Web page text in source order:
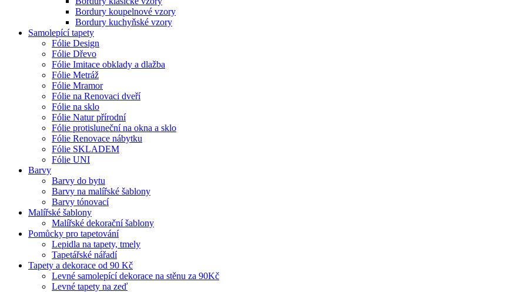
Bordury koupelnové vzory
Bordury kuchyňské vzory
Samolepící tapety
Fólie Design
Fólie Dřevo
Fólie Imitace obklady a dlažba
Fólie Metráž
Fólie Mramor
Fólie na Renovaci dveří
Fólie na sklo
Fólie Natur přírodní
Fólie protisluneční na okna a sklo
Fólie Renovace nábytku
Fólie SKLADEM
Fólie UNI
Barvy
Barvy do bytu
Barvy na malířské šablony
Barvy tónovací
Malířské šablony
Malířské dekorační šablony
Pomůcky pro tapetování
Lepidla na tapety, tmely
Tapetářské nářadí
Tapety a dekorace od 90 Kč
Levné samolepící dekorace na stěnu za 90Kč
Levné tapety na zeď